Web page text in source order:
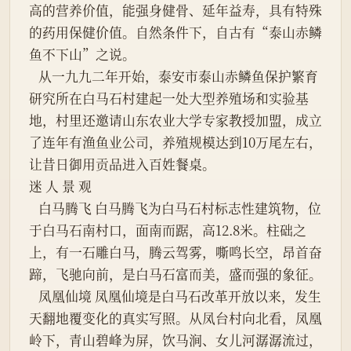
高的营养价值，能强身健骨、延年益寿，具有特殊
的药用保健价值。自然条件下，自古有“泰山赤鳞
鱼不下山”之说。
研究所在白马石村建起一处大型养殖场和实验基
地，村里还邀请山东农业大学专家教授加盟，成立
了连年有渔鱼业公司，养殖规模达到10万尾左右，
让昔日御用贡品进入百姓餐桌。
迷 人 景 观
于白马石南村口，面南而踞，高12.8米。柱础之
上，有一石雕白马，腾云驾雾，嘶鸣长空，昂首奋
蹄，飞驰向前，是白马石富而美，盛而强的象征。
天翻地覆变化的真实写照。从凤台村向北看，凤凰
岭下，青山碧峰为屏，饮马涧、女儿河潺潺流过，